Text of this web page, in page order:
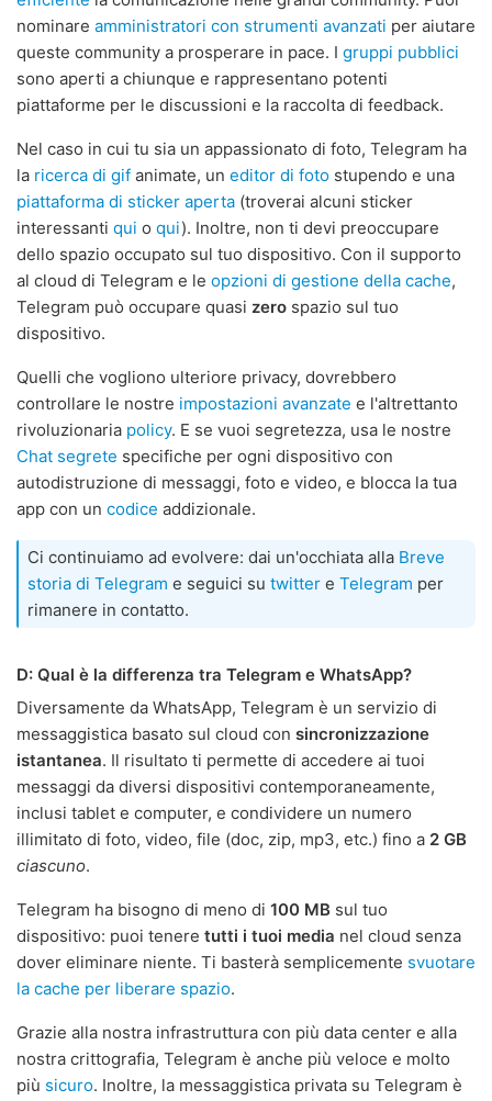
nominare amministratori con strumenti avanzati per aiutare
queste community a prosperare in pace. I gruppi pubblici
sono aperti a chiunque e rappresentano potenti
piattaforme per le discussioni e la raccolta di feedback.
Nel caso in cui tu sia un appassionato di foto, Telegram ha
la ricerca di gif animate, un editor di foto stupendo e una
piattaforma di sticker aperta (troverai alcuni sticker
interessanti qui o qui). Inoltre, non ti devi preoccupare
dello spazio occupato sul tuo dispositivo. Con il supporto
al cloud di Telegram e le opzioni di gestione della cache,
Telegram può occupare quasi zero spazio sul tuo
dispositivo.
Quelli che vogliono ulteriore privacy, dovrebbero
controllare le nostre impostazioni avanzate e l'altrettanto
rivoluzionaria policy. E se vuoi segretezza, usa le nostre
Chat segrete specifiche per ogni dispositivo con
autodistruzione di messaggi, foto e video, e blocca la tua
app con un codice addizionale.
Ci continuiamo ad evolvere: dai un'occhiata alla Breve
storia di Telegram e seguici su twitter e Telegram per
rimanere in contatto.
D: Qual è la differenza tra Telegram e WhatsApp?
Diversamente da WhatsApp, Telegram è un servizio di
messaggistica basato sul cloud con sincronizzazione
istantanea. Il risultato ti permette di accedere ai tuoi
messaggi da diversi dispositivi contemporaneamente,
inclusi tablet e computer, e condividere un numero
illimitato di foto, video, file (doc, zip, mp3, etc.) fino a 2 GB
ciascuno.
Telegram ha bisogno di meno di 100 MB sul tuo
dispositivo: puoi tenere tutti i tuoi media nel cloud senza
dover eliminare niente. Ti basterà semplicemente svuotare
la cache per liberare spazio.
Grazie alla nostra infrastruttura con più data center e alla
nostra crittografia, Telegram è anche più veloce e molto
più sicuro. Inoltre, la messaggistica privata su Telegram è